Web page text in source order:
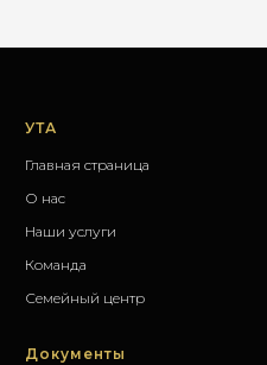
УТА
Главная страница
О нас
Наши услуги
Команда
Семейный центр
Документы